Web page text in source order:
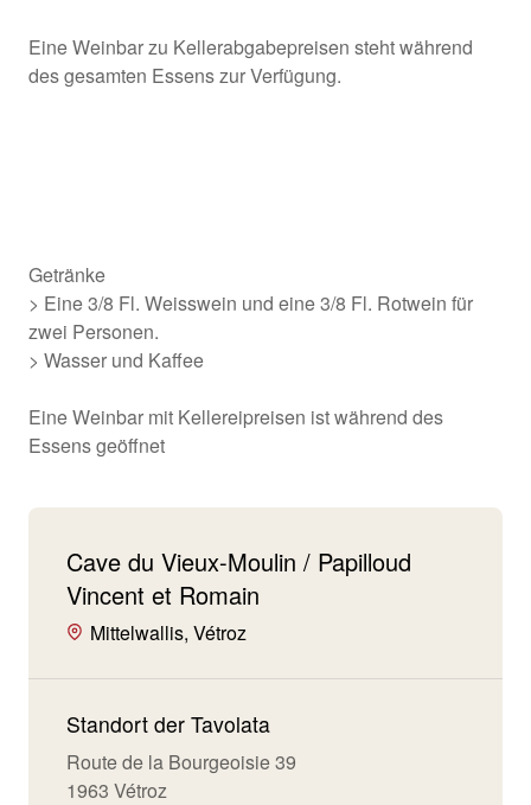
Eine Weinbar zu Kellerabgabepreisen steht während
des gesamten Essens zur Verfügung.
Getränke
> Eine 3/8 Fl. Weisswein und eine 3/8 Fl. Rotwein für
zwei Personen.
> Wasser und Kaffee
Eine Weinbar mit Kellereipreisen ist während des
Essens geöffnet
Cave du Vieux-Moulin / Papilloud
Vincent et Romain
Mittelwallis, Vétroz
Standort der Tavolata
Route de la Bourgeoisie 39
1963 Vétroz